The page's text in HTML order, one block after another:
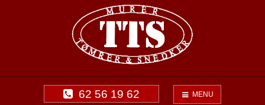
62 56 19 62 MENU